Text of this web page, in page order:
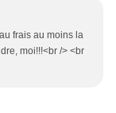
frais au moins la
moi!!!<br /> <br